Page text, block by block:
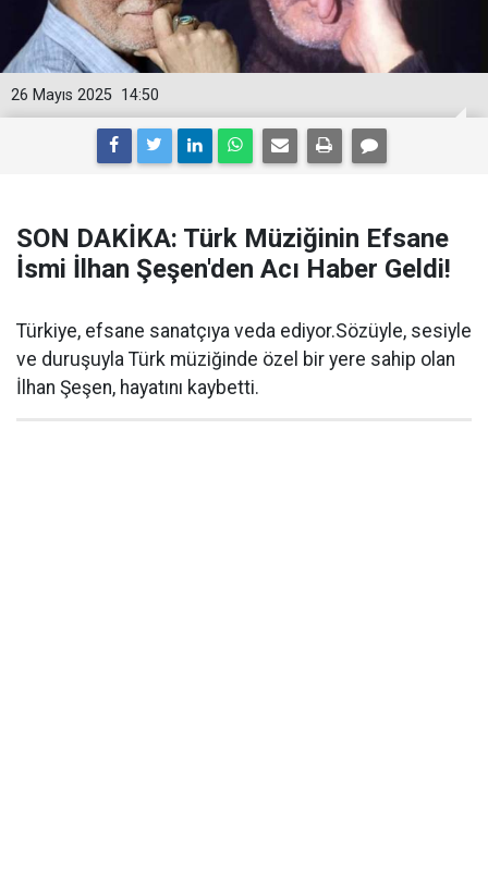
14:50
26 Mayıs 2025
SON DAKİKA: Türk Müziğinin Efsane
İsmi İlhan Şeşen'den Acı Haber Geldi!
Türkiye, efsane sanatçıya veda ediyor.Sözüyle, sesiyle
ve duruşuyla Türk müziğinde özel bir yere sahip olan
İlhan Şeşen, hayatını kaybetti.